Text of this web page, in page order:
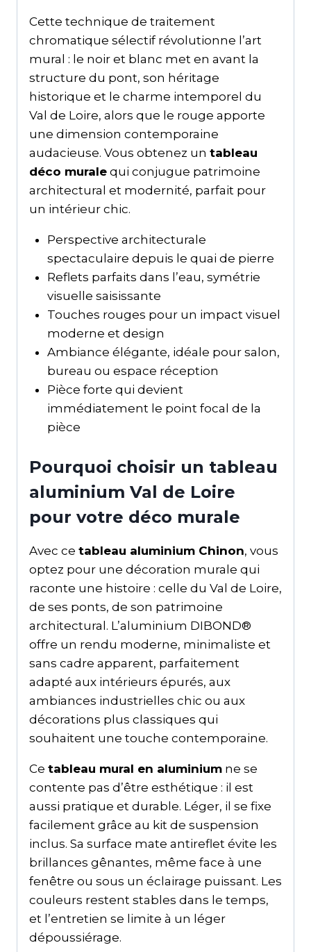
Cette technique de traitement
chromatique sélectif révolutionne l’art
mural : le noir et blanc met en avant la
structure du pont, son héritage
historique et le charme intemporel du
Val de Loire, alors que le rouge apporte
une dimension contemporaine
audacieuse. Vous obtenez un tableau
déco murale qui conjugue patrimoine
architectural et modernité, parfait pour
un intérieur chic.
Perspective architecturale
spectaculaire depuis le quai de pierre
Reflets parfaits dans l’eau, symétrie
visuelle saisissante
Touches rouges pour un impact visuel
moderne et design
Ambiance élégante, idéale pour salon,
bureau ou espace réception
Pièce forte qui devient
immédiatement le point focal de la
pièce
Pourquoi choisir un tableau
aluminium Val de Loire
pour votre déco murale
Avec ce tableau aluminium Chinon, vous
optez pour une décoration murale qui
raconte une histoire : celle du Val de Loire,
de ses ponts, de son patrimoine
architectural. L’aluminium DIBOND®
offre un rendu moderne, minimaliste et
sans cadre apparent, parfaitement
adapté aux intérieurs épurés, aux
ambiances industrielles chic ou aux
décorations plus classiques qui
souhaitent une touche contemporaine.
Ce tableau mural en aluminium ne se
contente pas d’être esthétique : il est
aussi pratique et durable. Léger, il se fixe
facilement grâce au kit de suspension
inclus. Sa surface mate antireflet évite les
brillances gênantes, même face à une
fenêtre ou sous un éclairage puissant. Les
couleurs restent stables dans le temps,
et l’entretien se limite à un léger
dépoussiérage.